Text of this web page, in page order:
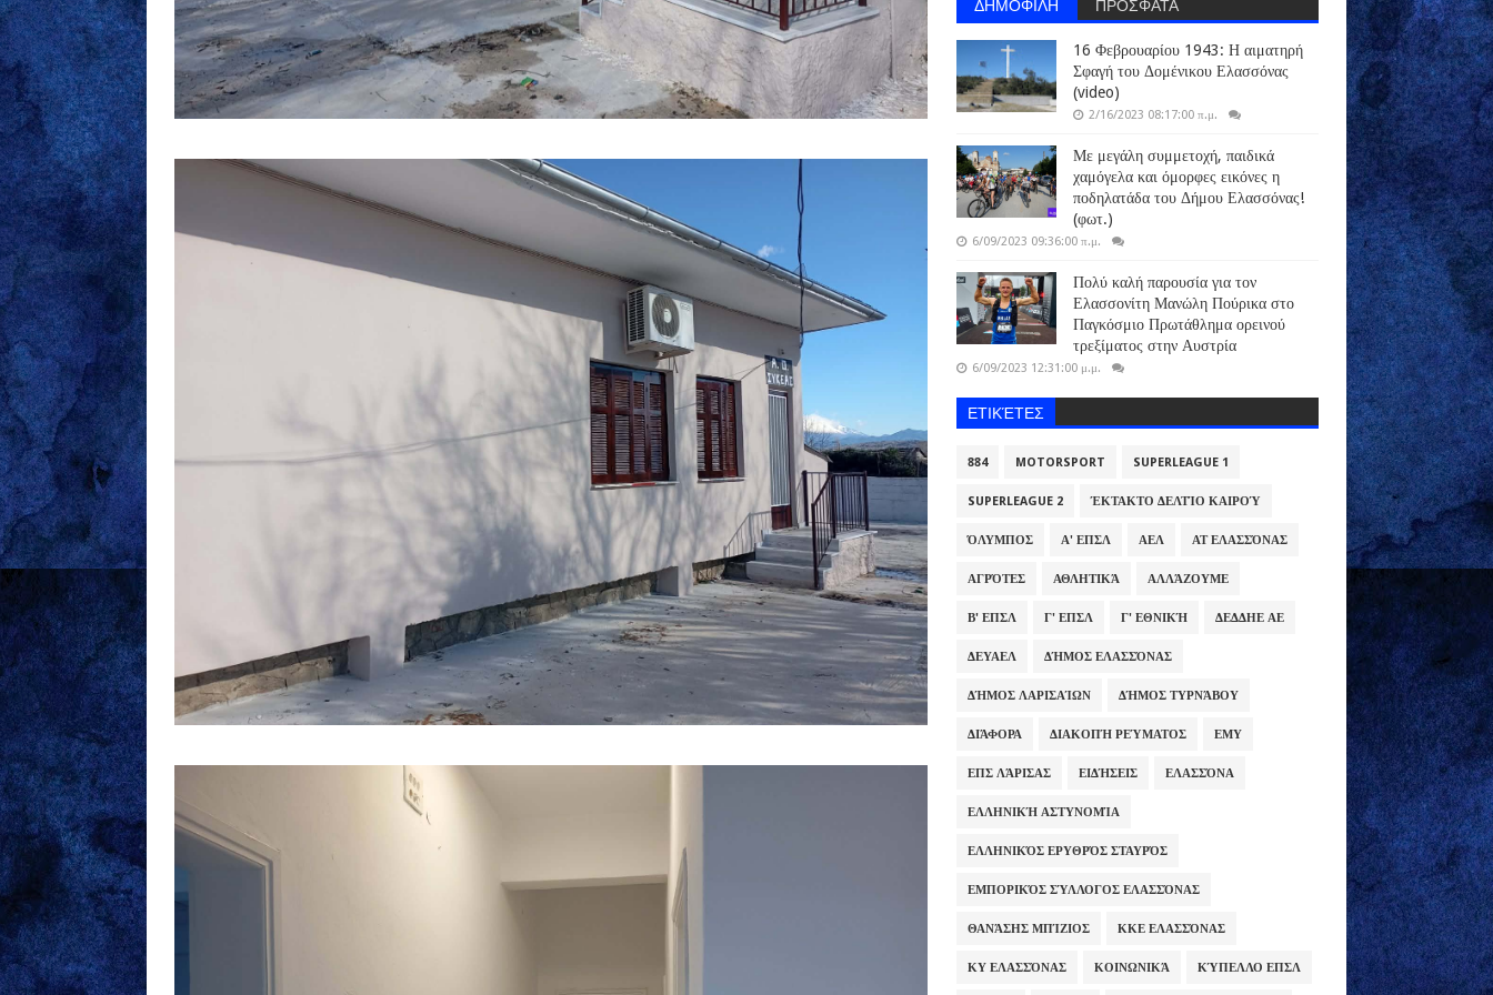
16 Φεβρουαρίου 1943: Η αιματηρή
Σφαγή του Δομένικου Ελασσόνας
(video)
2/16/2023 08:17:00 π.μ.
Με μεγάλη συμμετοχή, παιδικά
χαμόγελα και όμορφες εικόνες η
ποδηλατάδα του Δήμου Ελασσόνας!
(φωτ.)
6/09/2023 09:36:00 π.μ.
Πολύ καλή παρουσία για τον
Ελασσονίτη Μανώλη Πούρικα στο
Παγκόσμιο Πρωτάθλημα ορεινού
τρεξίματος στην Αυστρία
6/09/2023 12:31:00 μ.μ.
ΕΤΙΚΈΤΕΣ
884 MOTORSPORT SUPERLEAGUE 1
SUPERLEAGUE 2 ΈΚΤΑΚΤΟ ΔΕΛΤΊΟ ΚΑΙΡΟΎ
ΌΛΥΜΠΟΣ Α' ΕΠΣΛ ΑΕΛ ΑΤ ΕΛΑΣΣΌΝΑΣ
ΑΓΡΌΤΕΣ ΑΘΛΗΤΙΚΆ ΑΛΛΆΖΟΥΜΕ
Β' ΕΠΣΛ Γ' ΕΠΣΛ Γ' ΕΘΝΙΚΉ ΔΕΔΔΗΕ ΑΕ
ΔΕΥΑΕΛ ΔΉΜΟΣ ΕΛΑΣΣΌΝΑΣ
ΔΉΜΟΣ ΛΑΡΙΣΑΊΩΝ ΔΉΜΟΣ ΤΥΡΝΆΒΟΥ
ΔΙΆΦΟΡΑ ΔΙΑΚΟΠΉ ΡΕΎΜΑΤΟΣ ΕΜΥ
ΕΠΣ ΛΆΡΙΣΑΣ ΕΙΔΉΣΕΙΣ ΕΛΑΣΣΌΝΑ
ΕΛΛΗΝΙΚΉ ΑΣΤΥΝΟΜΊΑ
ΕΛΛΗΝΙΚΌΣ ΕΡΥΘΡΌΣ ΣΤΑΥΡΌΣ
ΕΜΠΟΡΙΚΌΣ ΣΎΛΛΟΓΟΣ ΕΛΑΣΣΌΝΑΣ
ΘΑΝΆΣΗΣ ΜΠΊΖΙΟΣ ΚΚΕ ΕΛΑΣΣΌΝΑΣ
ΚΥ ΕΛΑΣΣΌΝΑΣ ΚΟΙΝΩΝΙΚΆ ΚΎΠΕΛΛΟ ΕΠΣΛ